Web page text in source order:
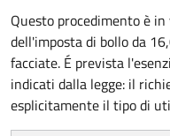
Questo procedimento è
dell'imposta di bollo da
facciate. É prevista
indicati dalla legge: il
esplicitamente il tipo di